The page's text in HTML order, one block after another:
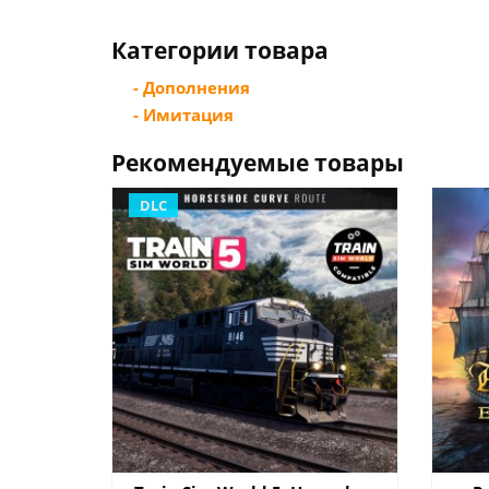
Категории товара
- Дополнения
- Имитация
Рекомендуемые товары
DLC